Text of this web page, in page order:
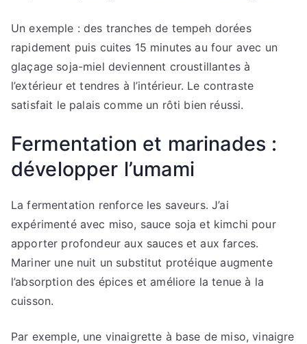
Un exemple : des tranches de tempeh dorées
rapidement puis cuites 15 minutes au four avec un
glaçage soja-miel deviennent croustillantes à
l’extérieur et tendres à l’intérieur. Le contraste
satisfait le palais comme un rôti bien réussi.
Fermentation et marinades :
développer l’umami
La fermentation renforce les saveurs. J’ai
expérimenté avec miso, sauce soja et kimchi pour
apporter profondeur aux sauces et aux farces.
Mariner une nuit un substitut protéique augmente
l’absorption des épices et améliore la tenue à la
cuisson.
Par exemple, une vinaigrette à base de miso, vinaigre